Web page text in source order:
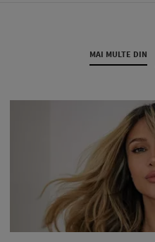
MAI MULTE DIN